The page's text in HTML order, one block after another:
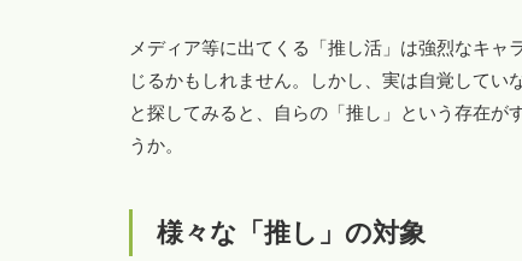
メディア等に出てくる「推し活」は強烈なキ
じるかもしれません。しかし、実は自覚してい
と探してみると、自らの「推し」という存在が
うか。
様々な「推し」の対象